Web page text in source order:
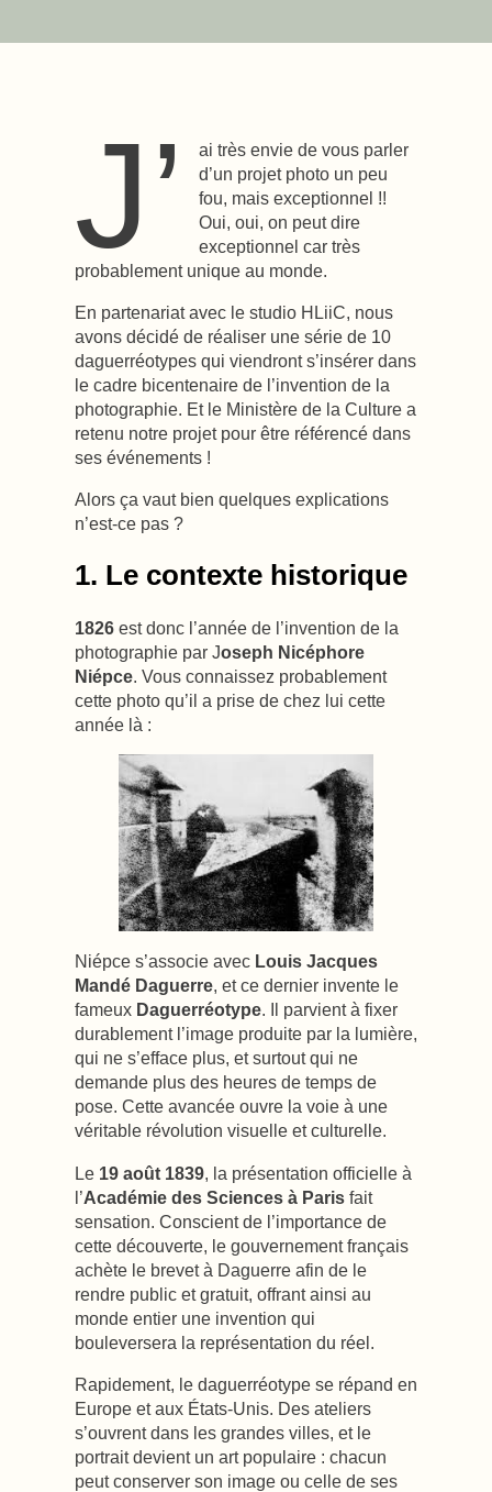
J’
ai très envie de vous parler
d’un projet photo un peu
fou, mais exceptionnel !!
Oui, oui, on peut dire
exceptionnel car très
probablement unique au monde.
En partenariat avec le studio HLiiC, nous
avons décidé de réaliser une série de 10
daguerréotypes qui viendront s’insérer dans
le cadre bicentenaire de l’invention de la
photographie. Et le Ministère de la Culture a
retenu notre projet pour être référencé dans
ses événements !
Alors ça vaut bien quelques explications
n’est-ce pas ?
1. Le contexte historique
1826 est donc l’année de l’invention de la
photographie par Joseph Nicéphore
Niépce. Vous connaissez probablement
cette photo qu’il a prise de chez lui cette
année là :
Niépce s’associe avec Louis Jacques
Mandé Daguerre, et ce dernier invente le
fameux Daguerréotype. Il parvient à fixer
durablement l’image produite par la lumière,
qui ne s’efface plus, et surtout qui ne
demande plus des heures de temps de
pose. Cette avancée ouvre la voie à une
véritable révolution visuelle et culturelle.
Le 19 août 1839, la présentation officielle à
l’Académie des Sciences à Paris fait
sensation. Conscient de l’importance de
cette découverte, le gouvernement français
achète le brevet à Daguerre afin de le
rendre public et gratuit, offrant ainsi au
monde entier une invention qui
bouleversera la représentation du réel.
Rapidement, le daguerréotype se répand en
Europe et aux États-Unis. Des ateliers
s’ouvrent dans les grandes villes, et le
portrait devient un art populaire : chacun
peut conserver son image ou celle de ses